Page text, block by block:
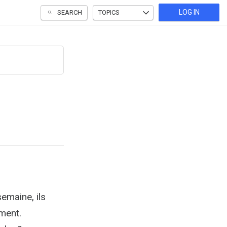
SEARCH TOPICS LOG IN
ils